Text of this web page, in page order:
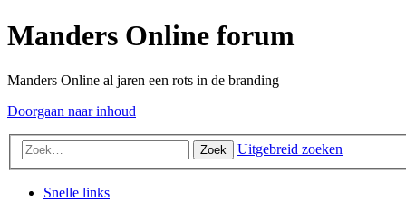
Manders Online forum
Manders Online al jaren een rots in de branding
Doorgaan naar inhoud
Zoek Uitgebreid zoeken
Snelle links